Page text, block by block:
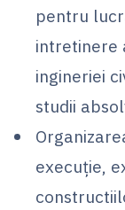
pentru
intretinere
ingineriei
studii
execuţie,